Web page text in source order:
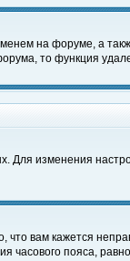
на форуме, а
то функция
Для изменения
вам кажется
пояса,